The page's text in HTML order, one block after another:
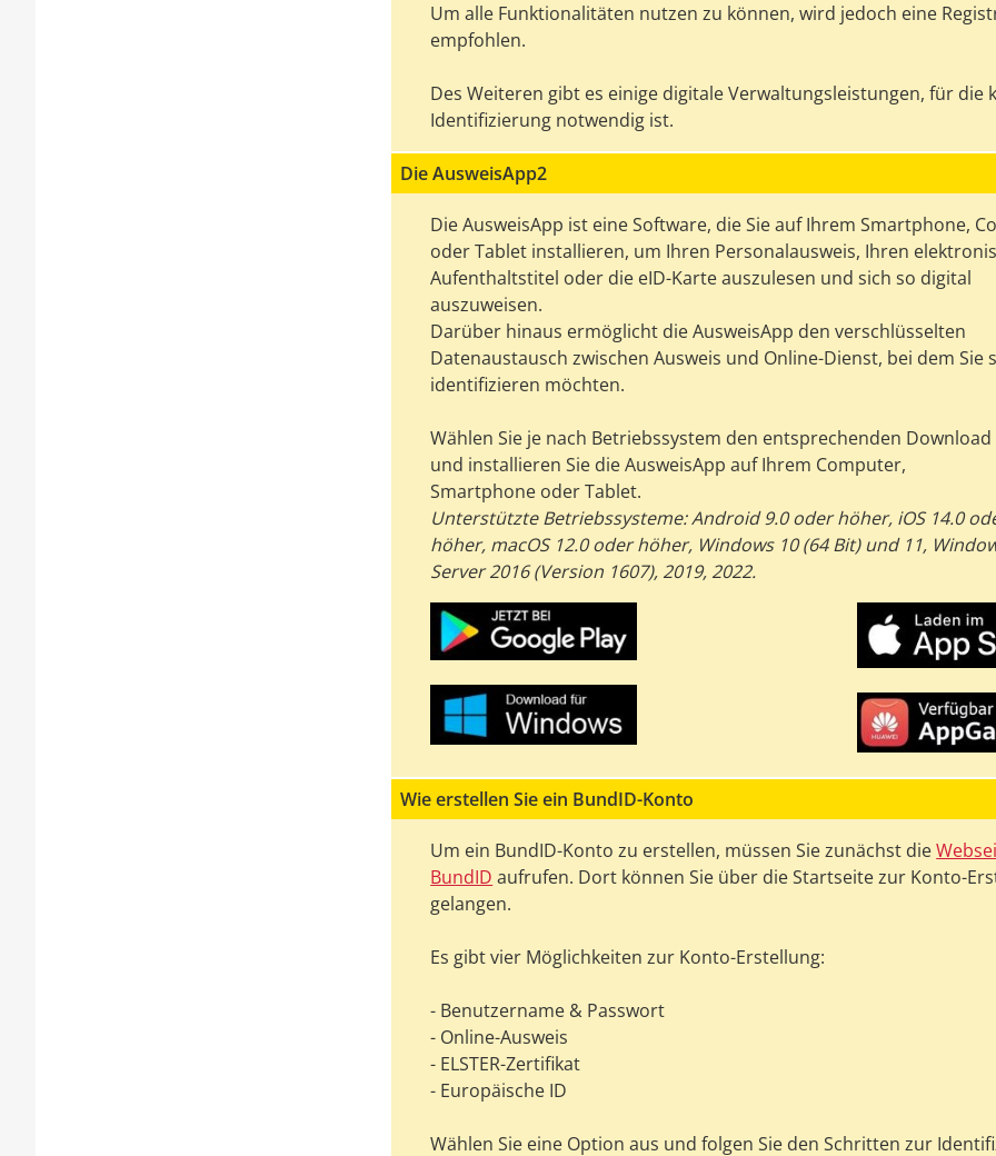
Um alle Funktionalitäten nutzen zu können, wird jedoch eine
empfohlen.
Des Weiteren gibt es einige digitale Verwaltungsleistungen, für die
Identifizierung notwendig ist.
Die AusweisApp2
Die AusweisApp ist eine Software, die Sie auf Ihrem Smartphone,
oder Tablet installieren, um Ihren Personalausweis, Ihren
Aufenthaltstitel oder die eID-Karte auszulesen und sich so digital
auszuweisen.
Darüber hinaus ermöglicht die AusweisApp den verschlüsselten
Datenaustausch zwischen Ausweis und Online-Dienst, bei dem Sie
identifizieren möchten.
Wählen Sie je nach Betriebssystem den entsprechenden Download
und installieren Sie die AusweisApp auf Ihrem Computer,
Smartphone oder Tablet.
Unterstützte Betriebssysteme: Android 9.0 oder höher, iOS 14.0
höher, macOS 12.0 oder höher, Windows 10 (64 Bit) und 11,
Server 2016 (Version 1607), 2019, 2022.
Wie erstellen Sie ein BundID-Konto
Um ein BundID-Konto zu erstellen, müssen Sie zunächst die
BundID aufrufen. Dort können Sie über die Startseite zur Konto-
gelangen.
Es gibt vier Möglichkeiten zur Konto-Erstellung:
- Benutzername & Passwort
- Online-Ausweis
- ELSTER-Zertifikat
- Europäische ID
Wählen Sie eine Option aus und folgen Sie den Schritten zur